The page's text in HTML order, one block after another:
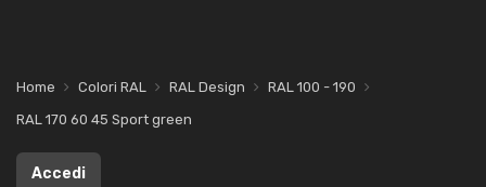
Home Colori RAL RAL Design
RAL 100 - 190
RAL 170 60 45 Sport green
Accedi